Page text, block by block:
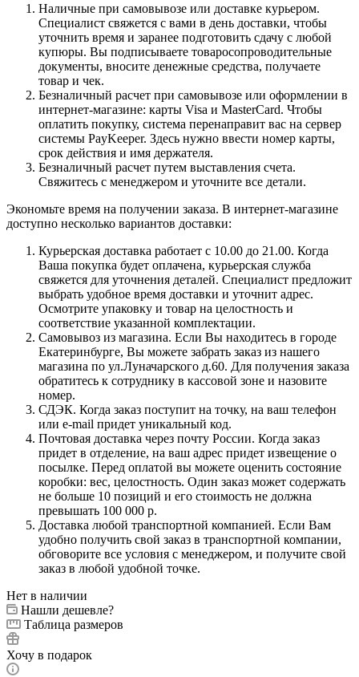
Наличные при самовывозе или доставке курьером.
Специалист свяжется с вами в день доставки, чтобы
уточнить время и заранее подготовить сдачу с любой
купюры. Вы подписываете товаросопроводительные
документы, вносите денежные средства, получаете
товар и чек.
Безналичный расчет при самовывозе или оформлении в
интернет-магазине: карты Visa и MasterCard. Чтобы
оплатить покупку, система перенаправит вас на сервер
системы PayKeeper. Здесь нужно ввести номер карты,
срок действия и имя держателя.
Безналичный расчет путем выставления счета.
Свяжитесь с менеджером и уточните все детали.
Экономьте время на получении заказа. В интернет-магазине
доступно несколько вариантов доставки:
Курьерская доставка работает с 10.00 до 21.00. Когда
Ваша покупка будет оплачена, курьерская служба
свяжется для уточнения деталей. Специалист предложит
выбрать удобное время доставки и уточнит адрес.
Осмотрите упаковку и товар на целостность и
соответствие указанной комплектации.
Самовывоз из магазина. Если Вы находитесь в городе
Екатеринбурге, Вы можете забрать заказ из нашего
магазина по ул.Луначарского д.60. Для получения заказа
обратитесь к сотруднику в кассовой зоне и назовите
номер.
СДЭК. Когда заказ поступит на точку, на ваш телефон
или e-mail придет уникальный код.
Почтовая доставка через почту России. Когда заказ
придет в отделение, на ваш адрес придет извещение о
посылке. Перед оплатой вы можете оценить состояние
коробки: вес, целостность. Один заказ может содержать
не больше 10 позиций и его стоимость не должна
превышать 100 000 р.
Доставка любой транспортной компанией. Если Вам
удобно получить свой заказ в транспортной компании,
обговорите все условия с менеджером, и получите свой
заказ в любой удобной точке.
Нет в наличии
Нашли дешевле?
Таблица размеров
Хочу в подарок